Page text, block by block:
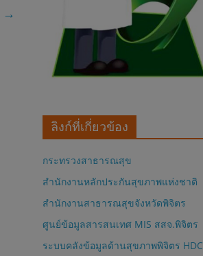
→
ลิงก์ที่เกี่ยวข้อง
กระทรวงสาธารณสุข
สำนักงานหลักประกันสุขภาพแห่งชาติ
สำนักงานสาธารณสุขจังหวัดพิจิตร
ศูนย์ข้อมูลสารสนเทศ MIS สสจ.พิจิตร
ระบบคลังข้อมูลด้านสุขภาพพิจิตร HDC